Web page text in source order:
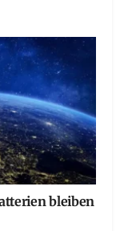
bleiben